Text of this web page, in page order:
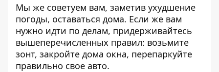
Мы же советуем вам, заметив ухудшение
погоды, оставаться дома. Если же вам
нужно идти по делам, придерживайтесь
вышеперечисленных правил: возьмите
зонт, закройте дома окна, перепаркуйте
правильно свое авто.